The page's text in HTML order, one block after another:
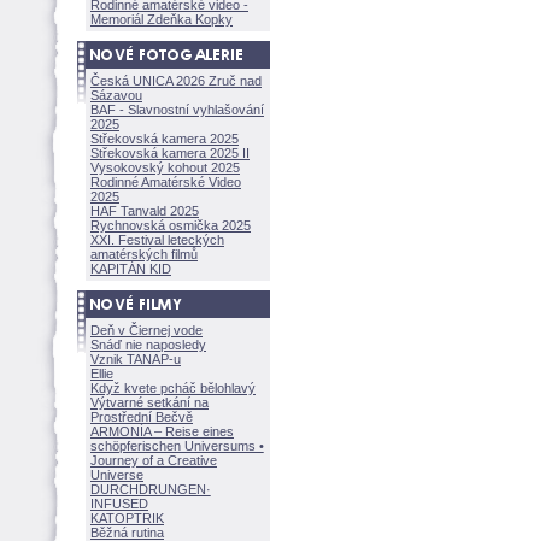
Rodinné amatérské video -
Memoriál Zdeňka Kopky
Česká UNICA 2026 Zruč nad
Sázavou
BAF - Slavnostní vyhlašování
2025
Střekovská kamera 2025
Střekovská kamera 2025 II
Vysokovský kohout 2025
Rodinné Amatérské Video
2025
HAF Tanvald 2025
Rychnovská osmička 2025
XXI. Festival leteckých
amatérských filmů
KAPITÁN KID
Deň v Čiernej vode
Snáď nie naposledy
Vznik TANAP-u
Ellie
Když kvete pcháč bělohlavý
Výtvarné setkání na
Prostřední Bečvě
ARMONÍA – Reise eines
schöpferischen Universums •
Journey of a Creative
Universe
DURCHDRUNGEN·
INFUSED
KATOPTRIK
Běžná rutina